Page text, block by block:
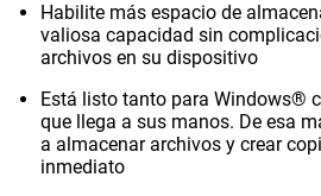
Habilite más espacio de
valiosa capacidad sin
archivos en su dispositivo
Está listo tanto para Windows®
que llega a sus manos. De esa
a almacenar archivos y crear
inmediato